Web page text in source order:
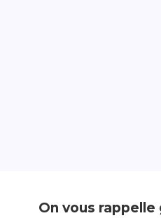
On vous